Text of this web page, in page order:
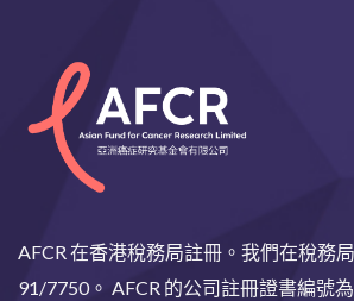
AFCR 在香港稅務局註冊。我們在稅務
91/7750。 AFCR 的公司註冊證書編號